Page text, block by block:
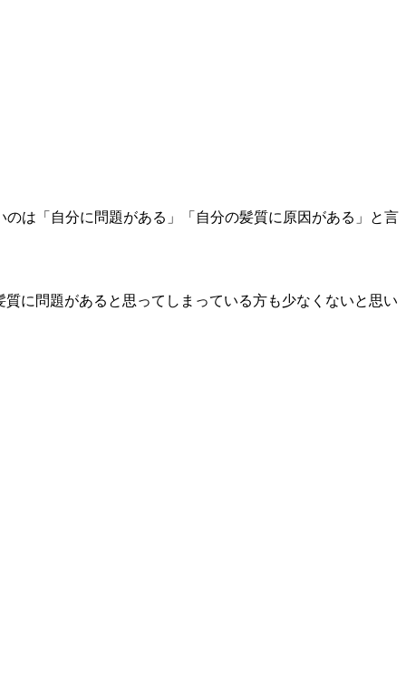
は「自分に問題がある」「自分の髪質に原因がある」と言
に問題があると思ってしまっている方も少なくないと思い